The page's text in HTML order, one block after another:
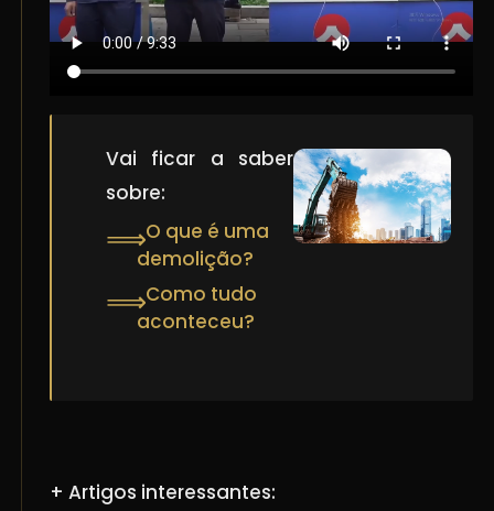
Vai ficar a saber
sobre:
⟹O que é uma
demolição?
⟹Como tudo
aconteceu?
+ Artigos interessantes: